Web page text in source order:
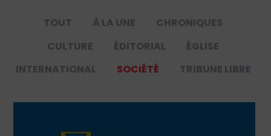
TOUT À LA UNE
CHRONIQUES
CULTURE
ÉDITORIAL
ÉGLISE
INTERNATIONAL
SOCIÉTÉ TRIBUNE LIBRE